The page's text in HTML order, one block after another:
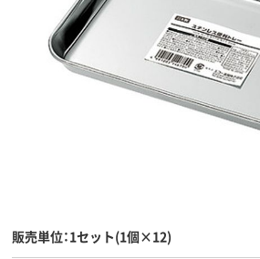
販売単位：1セット(1個×12)